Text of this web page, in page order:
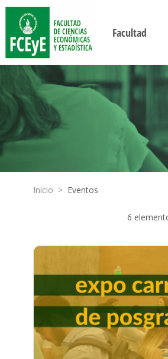
Facultad
Inicio > Eventos
6